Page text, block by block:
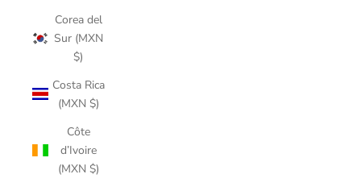
Corea del
Sur (MXN
$)
Costa Rica
(MXN $)
Côte
d’Ivoire
(MXN $)